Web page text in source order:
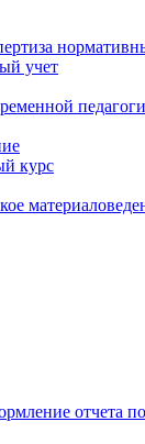
учет
курс
отчета